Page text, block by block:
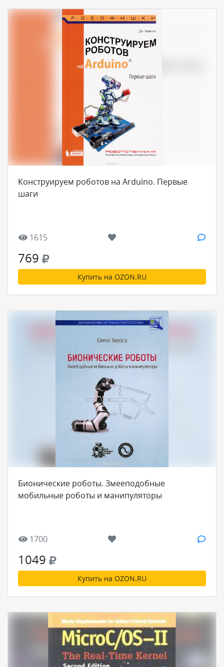
Конструируем роботов на Arduino. Первые
шаги
1615
769
Купить на OZON.RU
Бионические роботы. Змееподобные
мобильные роботы и манипуляторы
1700
1049
Купить на OZON.RU